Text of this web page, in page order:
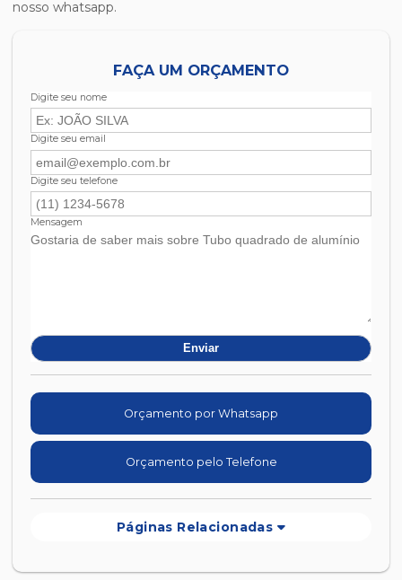
nosso whatsapp.
FAÇA UM ORÇAMENTO
Digite seu nome
Digite seu email
Digite seu telefone
Mensagem
Orçamento por Whatsapp
Orçamento pelo Telefone
Páginas Relacionadas